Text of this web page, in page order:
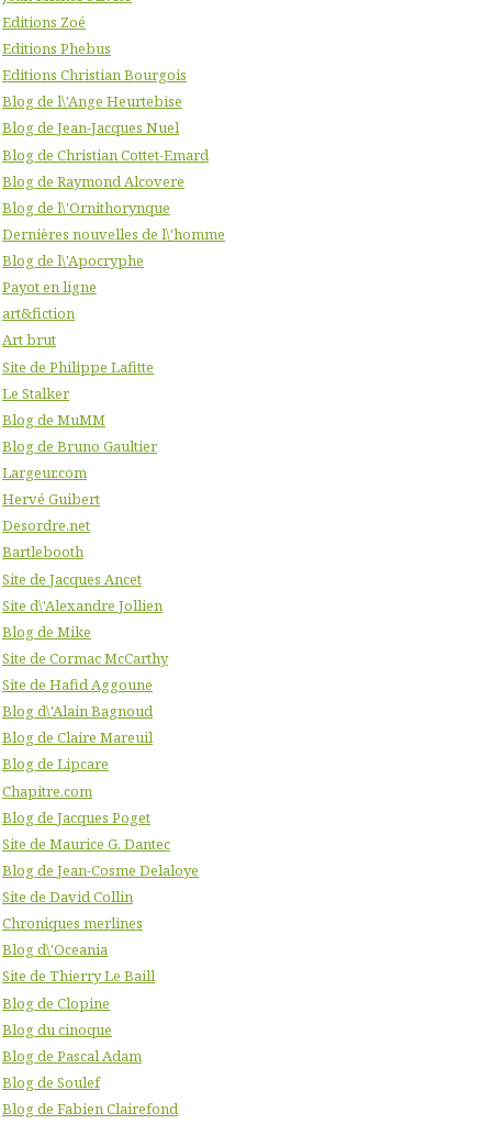
Editions Zoé
Editions Phebus
Editions Christian Bourgois
Blog de l\'Ange Heurtebise
Blog de Jean-Jacques Nuel
Blog de Christian Cottet-Emard
Blog de Raymond Alcovere
Blog de l\'Ornithorynque
Dernières nouvelles de l\'homme
Blog de l\'Apocryphe
Payot en ligne
art&fiction
Art brut
Site de Philippe Lafitte
Le Stalker
Blog de MuMM
Blog de Bruno Gaultier
Largeur.com
Hervé Guibert
Desordre.net
Bartlebooth
Site de Jacques Ancet
Site d\'Alexandre Jollien
Blog de Mike
Site de Cormac McCarthy
Site de Hafid Aggoune
Blog d\'Alain Bagnoud
Blog de Claire Mareuil
Blog de Lipcare
Chapitre.com
Blog de Jacques Poget
Site de Maurice G. Dantec
Blog de Jean-Cosme Delaloye
Site de David Collin
Chroniques merlines
Blog d\'Oceania
Site de Thierry Le Baill
Blog de Clopine
Blog du cinoque
Blog de Pascal Adam
Blog de Soulef
Blog de Fabien Clairefond